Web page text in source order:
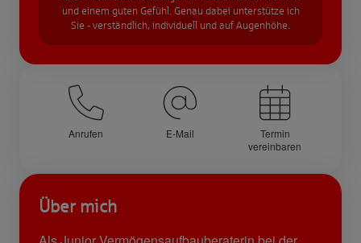
und einem guten Gefühl. Genau dabei unterstütze ich
Sie - verständlich, individuell und auf Augenhöhe.
Anrufen E-Mail
Termin
vereinbaren
Über mich